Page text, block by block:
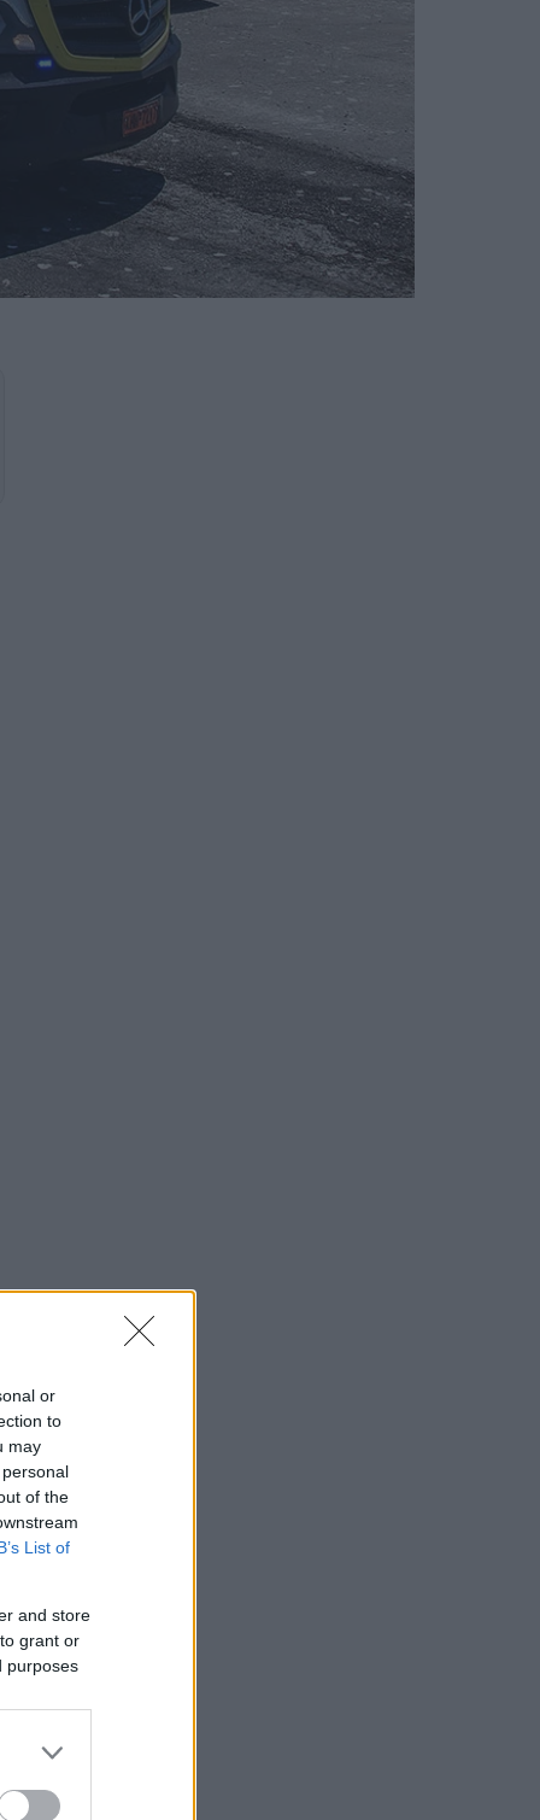
or
to
may
of the
List of
and store
grant or
purposes